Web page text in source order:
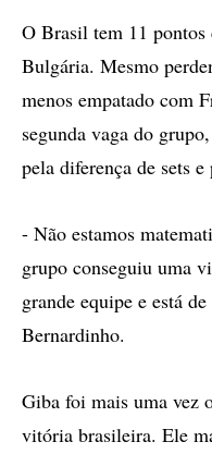
O Brasil tem 11
Bulgária. Mesmo
menos empatado com
segunda vaga do
pela diferença de sets e
- Não estamos
grupo conseguiu uma
grande equipe e está
Bernardinho.
Giba foi mais uma vez
vitória brasileira. Ele